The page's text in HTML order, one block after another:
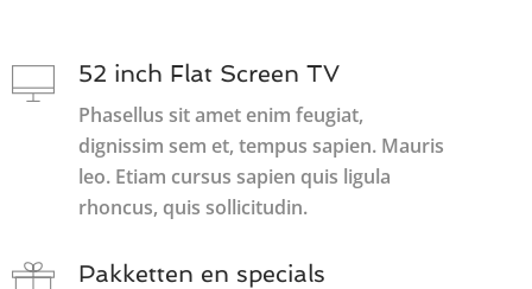
52 inch Flat Screen TV
Phasellus sit amet enim feugiat,
dignissim sem et, tempus sapien. Mauris
leo. Etiam cursus sapien quis ligula
rhoncus, quis sollicitudin.
Pakketten en specials